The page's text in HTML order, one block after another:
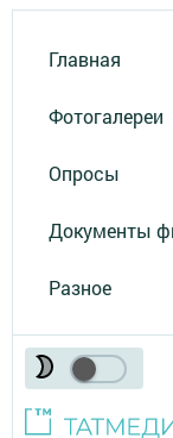
Главная
Фотогалереи
Опросы
Документы
Разное